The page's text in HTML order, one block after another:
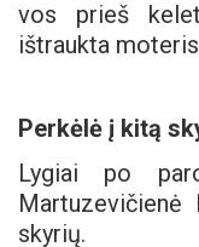
vos prieš
ištraukta
Perkėlė į kitą
Lygiai po
skyrių.